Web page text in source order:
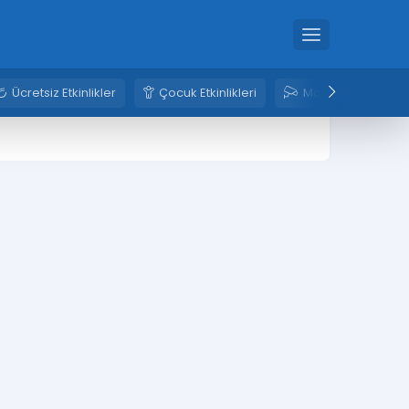
Ücretsiz Etkinlikler Çocuk Etkinlikleri Mobese